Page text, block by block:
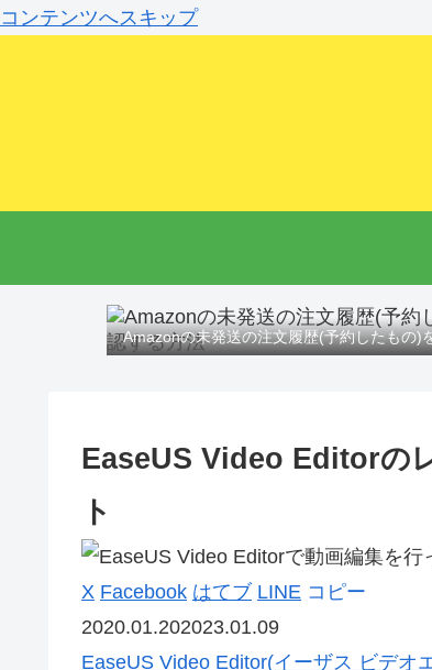
コンテンツへスキップ
Amazonの未発送の注文履歴(予約したもの)
EaseUS Video Editorの
ト
X Facebook はてブ LINE コピー
2020.01.202023.01.09
EaseUS Video Editor(イーザス ビデオ